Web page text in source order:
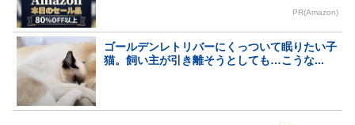
PR(Amazon)
ゴールデンレトリバーにくっついて眠りたい子
猫。飼い主が引き離そうとしても…こうな...